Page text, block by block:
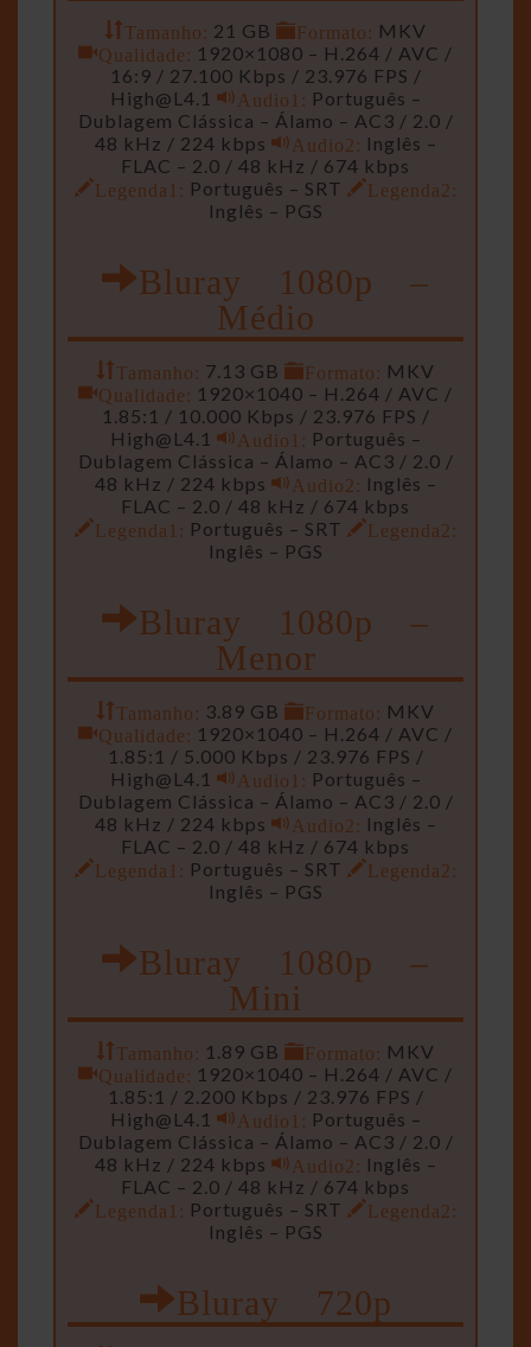
Tamanho: 21 GB Formato: MKV
Qualidade: 1920×1080 – H.264 / AVC /
16:9 / 27.100 Kbps / 23.976 FPS /
High@L4.1
Audio1: Português –
Dublagem Clássica – Álamo – AC3 / 2.0 /
48 kHz / 224 kbps
Audio2: Inglês –
FLAC – 2.0 / 48 kHz / 674 kbps
Legenda1: Português – SRT
Legenda2:
Inglês – PGS
Bluray 1080p –
Médio
Tamanho: 7.13 GB Formato: MKV
Qualidade: 1920×1040 – H.264 / AVC /
1.85:1 / 10.000 Kbps / 23.976 FPS /
High@L4.1
Audio1: Português –
Dublagem Clássica – Álamo – AC3 / 2.0 /
48 kHz / 224 kbps
Audio2: Inglês –
FLAC – 2.0 / 48 kHz / 674 kbps
Legenda1: Português – SRT
Legenda2:
Inglês – PGS
Bluray 1080p –
Menor
Tamanho: 3.89 GB Formato: MKV
Qualidade: 1920×1040 – H.264 / AVC /
1.85:1 / 5.000 Kbps / 23.976 FPS /
High@L4.1
Audio1: Português –
Dublagem Clássica – Álamo – AC3 / 2.0 /
48 kHz / 224 kbps
Audio2: Inglês –
FLAC – 2.0 / 48 kHz / 674 kbps
Legenda1: Português – SRT
Legenda2:
Inglês – PGS
Bluray 1080p –
Mini
Tamanho: 1.89 GB Formato: MKV
Qualidade: 1920×1040 – H.264 / AVC /
1.85:1 / 2.200 Kbps / 23.976 FPS /
High@L4.1
Audio1: Português –
Dublagem Clássica – Álamo – AC3 / 2.0 /
48 kHz / 224 kbps
Audio2: Inglês –
FLAC – 2.0 / 48 kHz / 674 kbps
Legenda1: Português – SRT
Legenda2:
Inglês – PGS
Bluray 720p